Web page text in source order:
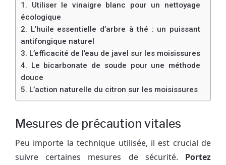
1. Utiliser le vinaigre blanc pour un nettoyage
écologique
2. L’huile essentielle d’arbre à thé : un puissant
antifongique naturel
3. L’efficacité de l’eau de javel sur les moisissures
4. Le bicarbonate de soude pour une méthode
douce
5. L’action naturelle du citron sur les moisissures
Mesures de précaution vitales
Peu importe la technique utilisée, il est crucial de
suivre certaines mesures de sécurité. Portez